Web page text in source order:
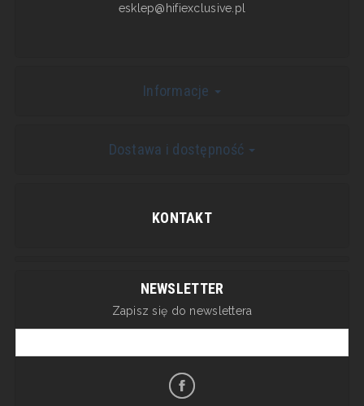
esklep@hifiexclusive.pl
Informacje
Dostawa i dostępność
KONTAKT
NEWSLETTER
Zapisz się do newslettera